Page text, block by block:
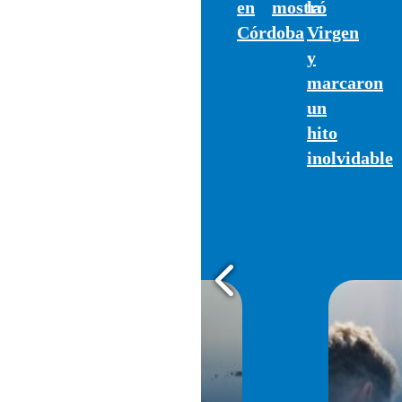
en
Córdoba
mostró
la
Virgen
y
marcaron
un
hito
inolvidable